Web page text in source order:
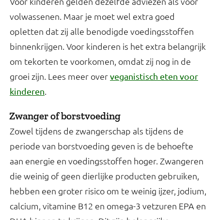
volwassenen. Maar je moet wel extra goed
opletten dat zij alle benodigde voedingsstoffen
binnenkrijgen. Voor kinderen is het extra belangrijk
om tekorten te voorkomen, omdat zij nog in de
groei zijn. Lees meer overveganistisch eten voor
kinderen.
Zwanger of borstvoeding
Zowel tijdens de zwangerschap als tijdens de
periode van borstvoeding geven is de behoefte
aan energie en voedingsstoffen hoger. Zwangeren
die weinig of geen dierlijke producten gebruiken,
hebben een groter risico om te weinig ijzer, jodium,
calcium, vitamine B12 en omega-3 vetzuren EPA en